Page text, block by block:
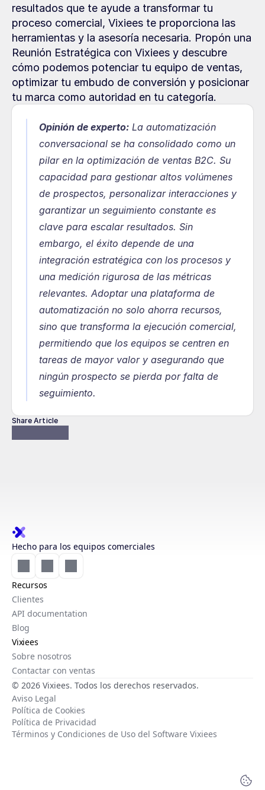
resultados que te ayude a transformar tu
proceso comercial, Vixiees te proporciona las
herramientas y la asesoría necesaria. Propón una
Reunión Estratégica con Vixiees y descubre
cómo podemos potenciar tu equipo de ventas,
optimizar tu embudo de conversión y posicionar
tu marca como autoridad en tu categoría.
Opinión de experto: La automatización
conversacional se ha consolidado como un
pilar en la optimización de ventas B2C. Su
capacidad para gestionar altos volúmenes
de prospectos, personalizar interacciones y
garantizar un seguimiento constante es
clave para escalar resultados. Sin
embargo, el éxito depende de una
integración estratégica con los procesos y
una medición rigurosa de las métricas
relevantes. Adoptar una plataforma de
automatización no solo ahorra recursos,
sino que transforma la ejecución comercial,
permitiendo que los equipos se centren en
tareas de mayor valor y asegurando que
ningún prospecto se pierda por falta de
seguimiento.
Share Article
Hecho para los equipos comerciales
Recursos
Clientes
API documentation
Blog
Vixiees
Sobre nosotros
Contactar con ventas
© 2026 Vixiees. Todos los derechos reservados.
Aviso Legal
Política de Cookies
Política de Privacidad
Términos y Condiciones de Uso del Software Vixiees